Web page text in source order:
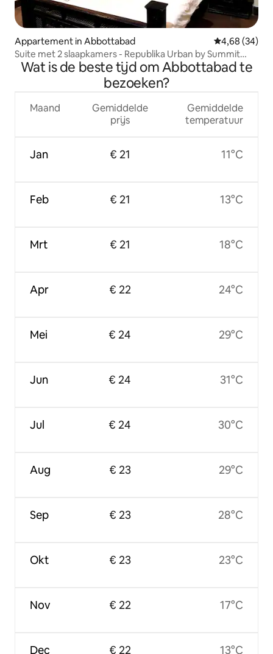
Appartement in Abbottabad Gemiddelde
4,68 (34)
Suite met 2 slaapkamers - Republika Urban by Summit
Resorts
Wat is de beste tijd om Abbottabad te
bezoeken?
Maand
Jan
Feb
Mrt
Apr
Mei
Jun
Jul
Aug
Sep
Okt
Nov
Dec
Gemiddelde
prijs
€ 21
€ 21
€ 21
€ 22
€ 24
€ 24
€ 24
€ 23
€ 23
€ 23
€ 22
€ 22
Gemiddelde
temperatuur
11°C
13°C
18°C
24°C
29°C
31°C
30°C
29°C
28°C
23°C
17°C
13°C